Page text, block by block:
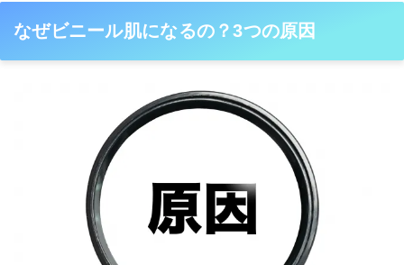
なぜビニール肌になるの？3つの原因